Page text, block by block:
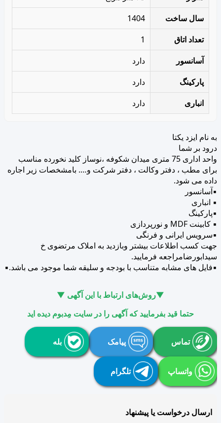
سال ساخت
1404
تعداد اتاق
1
آسانسور
دارد
پارکینگ
دارد
انباری
دارد
به نام ایزد یکتا
درود بر شما
واحد اداری 75 متری میدان شکوفه ،نوساز کلید نخورده مناسب
برای مطب ، دفتر وکالت ، دفتر شرکت و…. بامشخصات زیر اجاره
داده می شود.
▪️آسانسور
▪️ انباری
▪️پارکینگ
▪️ کابینت MDF و نورپردازی
▪️سرویس ایرانی و فرنگی
جهت کسب اطلاعات بیشتر وبازدید به املاک مرتضوی خ
سیدابورضامراجعه فرمایید.
▪️فایل های مشابه متناسب با بودجه و سلیقه شما موجود می باشد.▪️
▼روش‌های ارتباط با این آگهی ▼
حتما قید بفرمایید که آگهی را در سایت مِدبوم دیده اید
تماس پیامک بله
واتساپ تلگرام
ارسال درخواست یا پیشنهاد